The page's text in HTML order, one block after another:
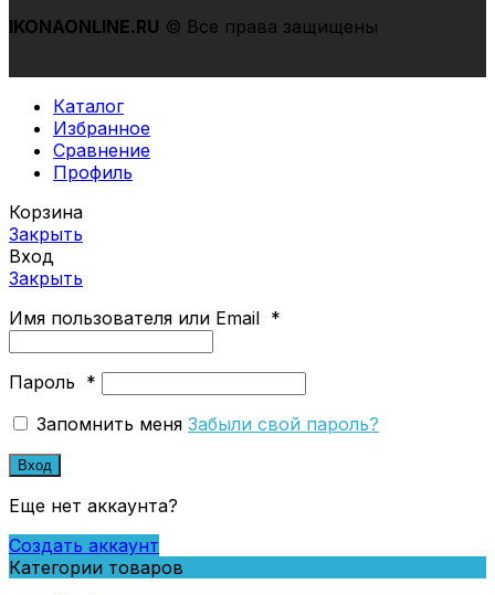
IKONAONLINE.RU © Все права защищены
Каталог
Избранное
Сравнение
Профиль
Корзина
Закрыть
Вход
Закрыть
Имя пользователя или Email *
Пароль *
Запомнить меня Забыли свой пароль?
Вход
Еще нет аккаунта?
Создать аккаунт
Категории товаров